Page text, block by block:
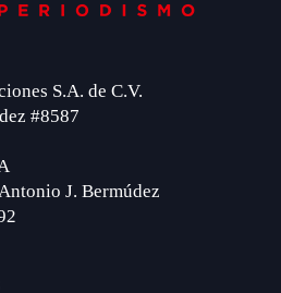
S.A. de C.V.
#8587
J. Bermúdez